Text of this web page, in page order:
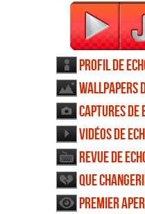
Profil de
Wallpapers
Captures de
Vidéos de
Revue de
Que
Soul
Premier